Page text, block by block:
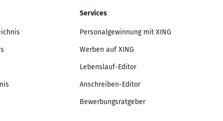
Services
Personalgewinnung mit XING
Werben auf XING
Lebenslauf-Editor
Anschreiben-Editor
Bewerbungsratgeber